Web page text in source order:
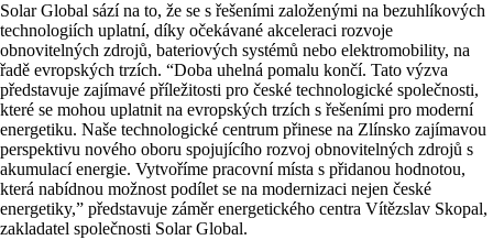
Solar Global sází na to, že se s řešeními založenými na bezuhlíkových
technologiích uplatní, díky očekávané akceleraci rozvoje
obnovitelných zdrojů, bateriových systémů nebo elektromobility, na
řadě evropských trzích. “Doba uhelná pomalu končí. Tato výzva
představuje zajímavé příležitosti pro české technologické společnosti,
které se mohou uplatnit na evropských trzích s řešeními pro moderní
energetiku. Naše technologické centrum přinese na Zlínsko zajímavou
perspektivu nového oboru spojujícího rozvoj obnovitelných zdrojů s
akumulací energie. Vytvoříme pracovní místa s přidanou hodnotou,
která nabídnou možnost podílet se na modernizaci nejen české
energetiky,” představuje záměr energetického centra Vítězslav Skopal,
zakladatel společnosti Solar Global.